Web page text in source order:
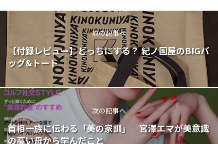
前の記事へ
【付録レビュー】どっちにする？ 紀ノ国屋のBIGバ
ッグ&トート
次の記事へ
首相一族に伝わる「美の家訓」 宮澤エマが美意識
の高い母から学んだこと